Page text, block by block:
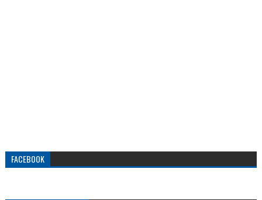
FACEBOOK